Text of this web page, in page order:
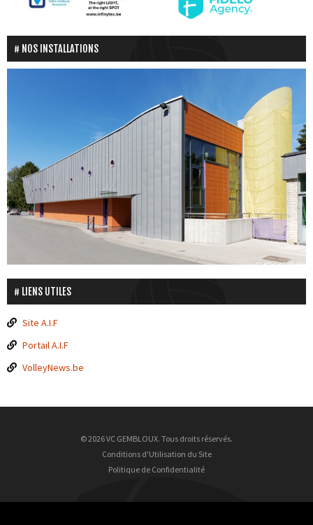
NOS INSTALLATIONS
LIENS UTILES
Site A.I.F
Portail A.I.F
VolleyNews.be
© 2026 VC GEMBLOUX. Tous droits réservés.
Conditions d'Utilisation du Site
Politique de Confidentialité